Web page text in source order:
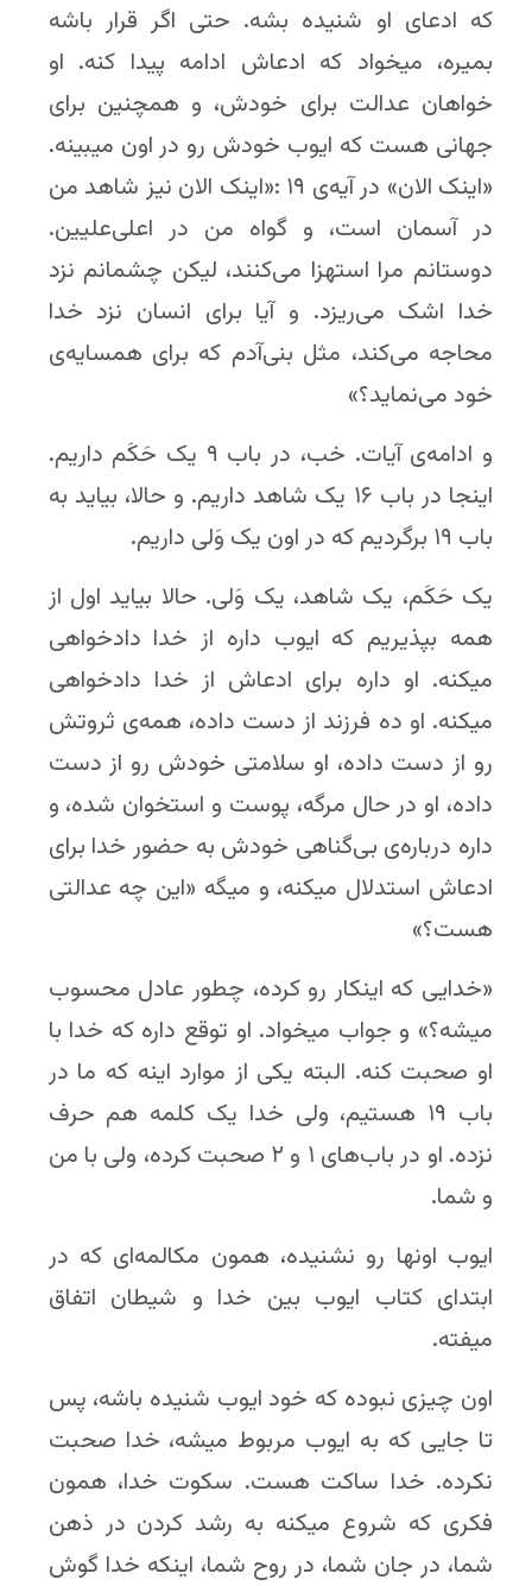
که ادعای او شنیده بشه. حتی اگر قرار باشه
بمیره، میخواد که ادعاش ادامه پیدا کنه. او
خواهان عدالت برای خودش، و همچنین برای
جهانی هست که ایوب خودش رو در اون میبینه.
«اینک الان» در آیه‌ی ۱۹ :«اینک الان نیز شاهد من
در آسمان است، و گواه من در اعلی‌علیین.
دوستانم مرا استهزا می‌کنند، لیکن چشمانم نزد
خدا اشک می‌ریزد. و آیا برای انسان نزد خدا
محاجه می‌کند، مثل بنی‌آدم که برای همسایه‌ی
خود می‌نماید؟»
و ادامه‌ی آیات. خب، در باب ۹ یک حَکَم داریم.
اینجا در باب ۱۶ یک شاهد داریم. و حالا، بیاید به
باب ۱۹ برگردیم که در اون یک وَلی داریم.
یک حَکَم، یک شاهد، یک وَلی. حالا بیاید اول از
همه بپذیریم که ایوب داره از خدا دادخواهی
میکنه. او داره برای ادعاش از خدا دادخواهی
میکنه. او ده فرزند از دست داده، همه‌ی ثروتش
رو از دست داده، او سلامتی خودش رو از دست
داده، او در حال مرگه، پوست و استخوان شده، و
داره درباره‌ی بی‌گناهی خودش به حضور خدا برای
ادعاش استدلال میکنه، و میگه «این چه عدالتی
هست؟»
«خدایی که اینکار رو کرده، چطور عادل محسوب
میشه؟» و جواب میخواد. او توقع داره که خدا با
او صحبت کنه. البته یکی از موارد اینه که ما در
باب ۱۹ هستیم، ولی خدا یک کلمه هم حرف
نزده. او در باب‌های ۱ و ۲ صحبت کرده، ولی با من
و شما.
ایوب اونها رو نشنیده، همون مکالمه‌ای که در
ابتدای کتاب ایوب بین خدا و شیطان اتفاق
میفته.
اون چیزی نبوده که خود ایوب شنیده باشه، پس
تا جایی که به ایوب مربوط میشه، خدا صحبت
نکرده. خدا ساکت هست. سکوت خدا، همون
فکری که شروع میکنه به رشد کردن در ذهن
شما، در جان شما، در روح شما، اینکه خدا گوش